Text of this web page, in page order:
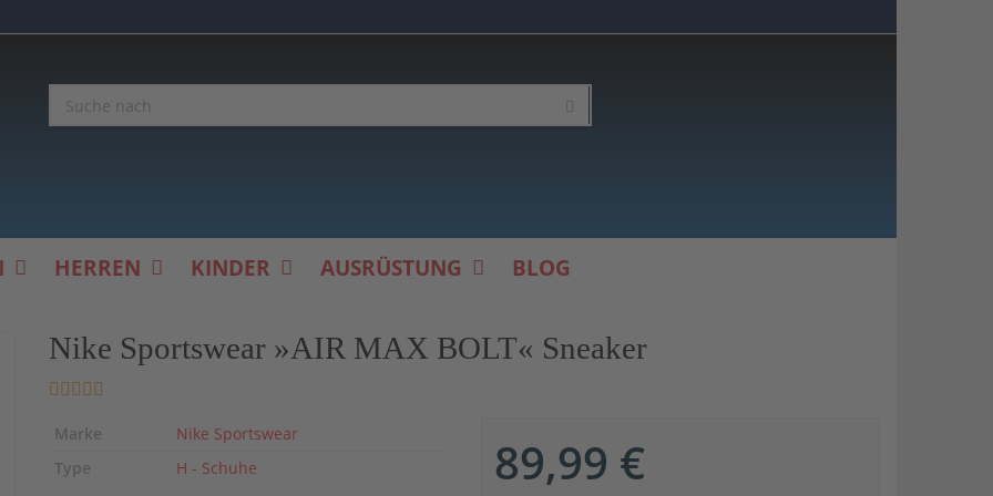
HERREN KINDER AUSRÜSTUNG BLOG
Nike Sportswear »AIR MAX BOLT« Sneaker
89,99 €
Marke
Nike Sportswear
Type
H - Schuhe